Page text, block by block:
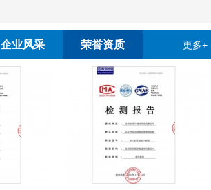
企业风采 荣誉资质 更多+